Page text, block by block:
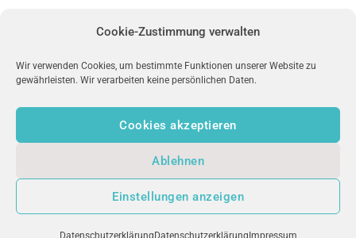
Cookie-Zustimmung verwalten
Wir verwenden Cookies, um bestimmte Funktionen unserer Website zu
gewährleisten. Wir verarbeiten keine persönlichen Daten.
Cookies akzeptieren
Ablehnen
Einstellungen anzeigen
Datenschutzerklärung Datenschutzerklärung Impressum